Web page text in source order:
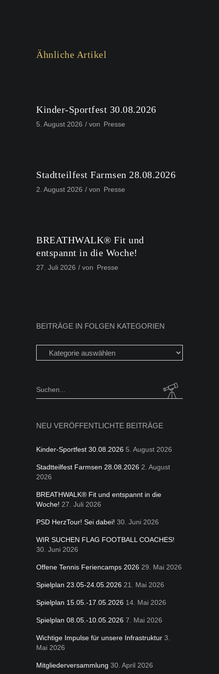
Ähnliche Artikel
Kinder-Sportfest 30.08.2026
5. August 2026 von Presse
Stadtteilfest Farmsen 28.08.2026
2. August 2026 von Presse
BREATHWALK® Fit und
entspannt in die Woche!
27. Juli 2026 von Presse
BEITRÄGE IN FOLGEN KATEGORIEN
Beiträge
in
Kategorien
Search
NEU VERÖFFENTLICHTE BEITRÄGE
Kinder-Sportfest 30.08.2026 5. August 2026
Stadtteilfest Farmsen 28.08.2026 2. August
2026
BREATHWALK® Fit und entspannt in die
Woche! 27. Juli 2026
PSD HerzTour! Sei dabei! 30. Juni 2026
WIR SUCHEN FLAG FOOTBALL COACHES!
30. Juni 2026
Offene Tennis Feriencamps 2026 29. Mai 2026
Spielplan 23.05-24.05.2026 21. Mai 2026
Spielplan 15.05.-17.05.2026 14. Mai 2026
Spielplan 08.05.-10.05.2026 7. Mai 2026
Wichtige Impulse für unsere Infrastruktur 3.
Mai 2026
Mitgliederversammlung 30. April 2026